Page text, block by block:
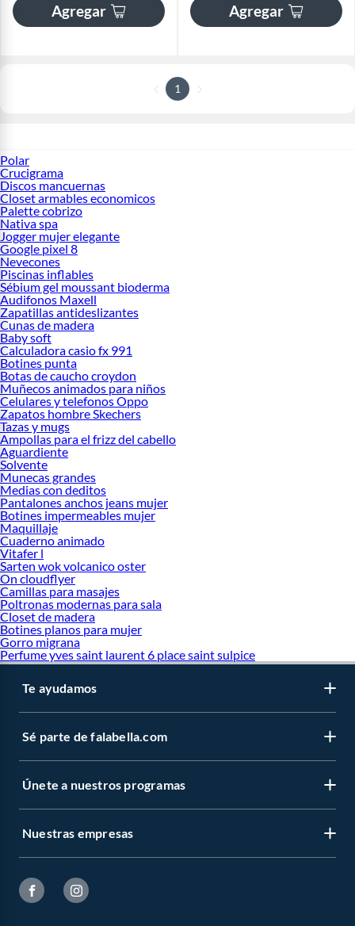
Agregar Agregar
1
Polar
Crucigrama
Discos mancuernas
Closet armables economicos
Palette cobrizo
Nativa spa
Jogger mujer elegante
Google pixel 8
Nevecones
Piscinas inflables
Sébium gel moussant bioderma
Audifonos Maxell
Zapatillas antideslizantes
Cunas de madera
Baby soft
Calculadora casio fx 991
Botines punta
Botas de caucho croydon
Muñecos animados para niños
Celulares y telefonos Oppo
Zapatos hombre Skechers
Tazas y mugs
Ampollas para el frizz del cabello
Aguardiente
Solvente
Munecas grandes
Medias con deditos
Pantalones anchos jeans mujer
Botines impermeables mujer
Maquillaje
Cuaderno animado
Vitafer l
Sarten wok volcanico oster
On cloudflyer
Camillas para masajes
Poltronas modernas para sala
Closet de madera
Botines planos para mujer
Gorro migrana
Perfume yves saint laurent 6 place saint sulpice
Te ayudamos
Sé parte de falabella.com
Únete a nuestros programas
Nuestras empresas